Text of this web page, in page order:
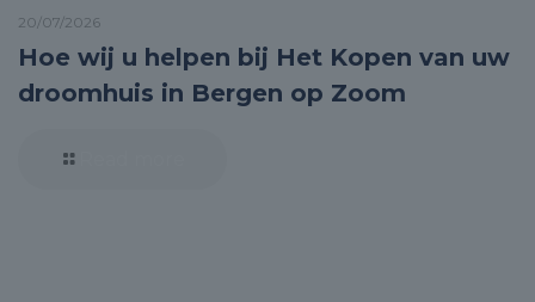
20/07/2026
Hoe wij u helpen bij Het Kopen van uw
droomhuis in Bergen op Zoom